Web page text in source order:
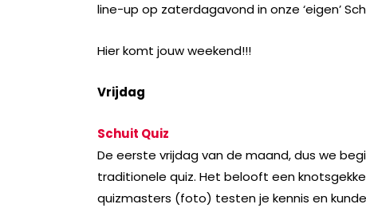
line-up op zaterdagavond in onze ‘eigen’
Hier komt jouw weekend!!!
Vrijdag
Schuit Quiz
De eerste vrijdag van de maand, dus we
traditionele quiz. Het belooft een
quizmasters (foto) testen je kennis en